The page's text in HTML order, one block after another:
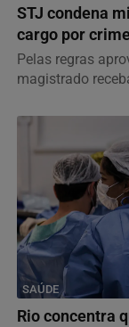
STJ condena
cargo por
Pelas regras
magistrado
SAÚDE
Rio concentra